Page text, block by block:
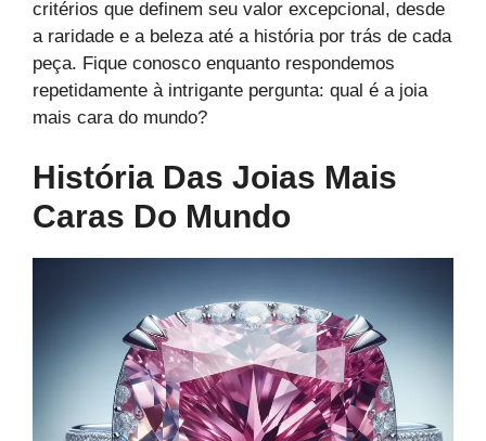
critérios que definem seu valor excepcional, desde
a raridade e a beleza até a história por trás de cada
peça. Fique conosco enquanto respondemos
repetidamente à intrigante pergunta: qual é a joia
mais cara do mundo?
História Das Joias Mais
Caras Do Mundo